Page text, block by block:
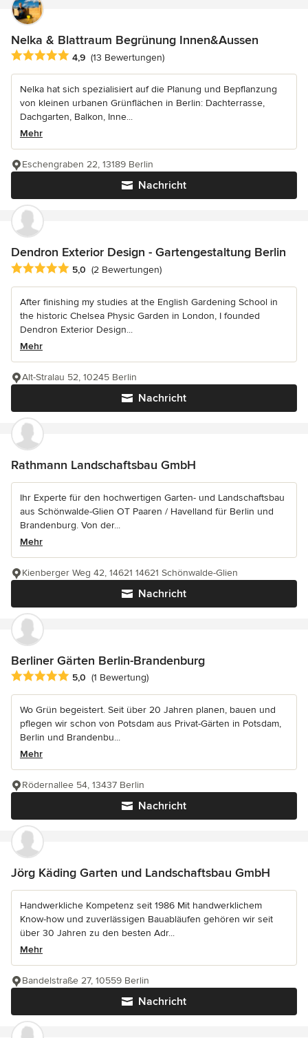
Nelka & Blattraum Begrünung Innen&Aussen
Durchschnittliche Bewertung: 4.9 von 5 Sternen
4,9 (13 Bewertungen)
Nelka hat sich spezialisiert auf die Planung und Bepflanzung
von kleinen urbanen Grünflächen in Berlin: Dachterrasse,
Dachgarten, Balkon, Inne...
Mehr
Nachricht
Eschengraben 22, 13189 Berlin
Dendron Exterior Design - Gartengestaltung Berlin
Durchschnittliche Bewertung: 5 von 5 Sternen
5,0 (2 Bewertungen)
After finishing my studies at the English Gardening School in
the historic Chelsea Physic Garden in London, I founded
Dendron Exterior Design...
Mehr
Nachricht
Alt-Stralau 52, 10245 Berlin
Rathmann Landschaftsbau GmbH
Ihr Experte für den hochwertigen Garten- und Landschaftsbau
aus Schönwalde-Glien OT Paaren / Havelland für Berlin und
Brandenburg. Von der...
Mehr
Nachricht
Kienberger Weg 42, 14621 14621 Schönwalde-Glien
Berliner Gärten Berlin-Brandenburg
Durchschnittliche Bewertung: 5 von 5 Sternen
5,0 (1 Bewertung)
Wo Grün begeistert. Seit über 20 Jahren planen, bauen und
pflegen wir schon von Potsdam aus Privat-Gärten in Potsdam,
Berlin und Brandenbu...
Mehr
Nachricht
Rödernallee 54, 13437 Berlin
Jörg Käding Garten und Landschaftsbau GmbH
Handwerkliche Kompetenz seit 1986 Mit handwerklichem
Know-how und zuverlässigen Bauabläufen gehören wir seit
über 30 Jahren zu den besten Adr...
Mehr
Nachricht
Bandelstraße 27, 10559 Berlin